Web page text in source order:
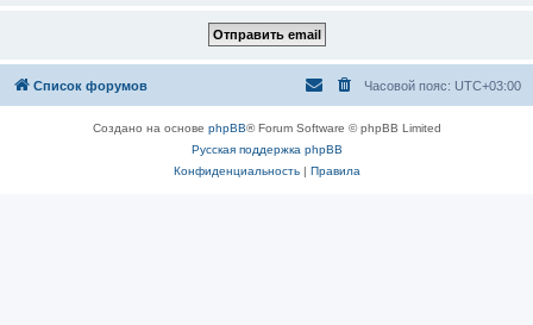
Список форумов Часовой пояс: UTC+03:00
Создано на основе phpBB® Forum Software © phpBB Limited
Русская поддержка phpBB
Конфиденциальность| Правила